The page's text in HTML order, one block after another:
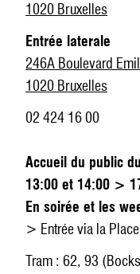
1020 Bruxelles
Entrée laterale
246A Boulevard
1020 Bruxelles
02 424 16 00
Accueil du public
13:00 et 14:00 >
En soirée et les
> Entrée via la
Tram : 62, 93